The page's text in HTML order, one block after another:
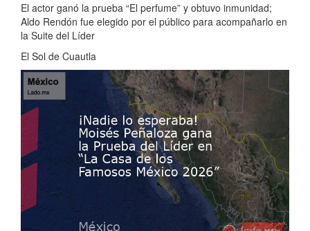
El actor ganó la prueba “El perfume” y obtuvo inmunidad;
Aldo Rendón fue elegido por el público para acompañarlo en
la Suite del Líder
El Sol de Cuautla